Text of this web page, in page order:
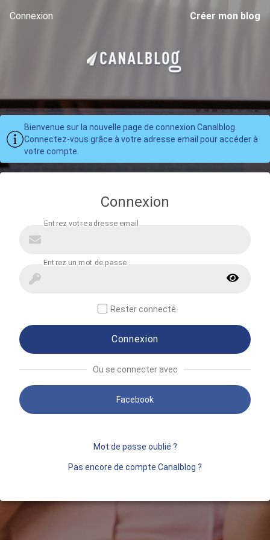
Connexion Créer mon blog
Bienvenue sur la nouvelle page de connexion Canalblog.
Connectez-vous grâce à votre adresse email pour accéder à
votre compte.
Connexion
Rester connecté
Connexion
Ou se connecter avec
Facebook
Mot de passe oublié ?
Pas encore de compte Canalblog ?